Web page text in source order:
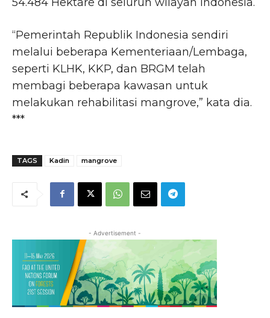
“Pemerintah Republik Indonesia sendiri
melalui beberapa Kementeriaan/Lembaga,
seperti KLHK, KKP, dan BRGM telah
membagi beberapa kawasan untuk
melakukan rehabilitasi mangrove,” kata dia.
***
TAGS Kadin mangrove
- Advertisement -